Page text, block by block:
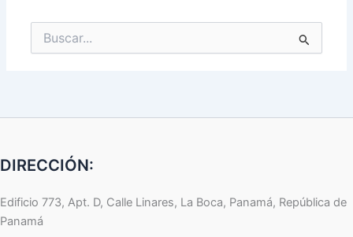
Buscar
por:
DIRECCIÓN:
Edificio 773, Apt. D, Calle Linares, La Boca, Panamá, República de
Panamá